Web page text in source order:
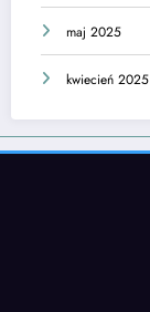
maj 2025
kwiecień 2025